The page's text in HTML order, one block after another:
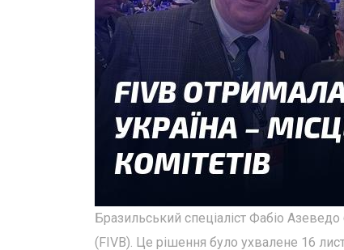
Бразильський спеціаліст Фабіо
(FIVB). Це рішення було ухвалене 16